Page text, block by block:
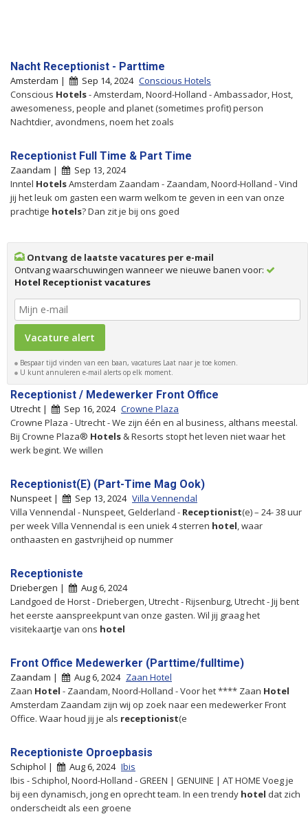
Nacht Receptionist - Parttime
Amsterdam | Sep 14, 2024 Conscious Hotels
Conscious Hotels- Amsterdam, Noord-Holland - Ambassador, Host,
awesomeness, people and planet (sometimes profit) person
Nachtdier, avondmens, noem het zoals
Receptionist Full Time & Part Time
Zaandam |
Sep 13, 2024
Inntel HotelsAmsterdam Zaandam - Zaandam, Noord-Holland - Vind
jij het leuk om gasten een warm welkom te geven in een van onze
prachtige hotels? Dan zit je bij ons goed
Ontvang de laatste vacatures per e-mail
Ontvang waarschuwingen wanneer we nieuwe banen voor:
Hotel Receptionist vacatures
Bespaar tijd vinden van een baan, vacatures Laat naar je toe komen.
U kunt annuleren e-mail alerts op elk moment.
Receptionist / Medewerker Front Office
Utrecht | Sep 16, 2024 Crowne Plaza
Crowne Plaza - Utrecht - We zijn één en al business, althans meestal.
Bij Crowne Plaza® Hotels& Resorts stopt het leven niet waar het
werk begint. We willen
Receptionist(E) (Part-Time Mag Ook)
Nunspeet | Sep 13, 2024 Villa Vennendal
Villa Vennendal - Nunspeet, Gelderland - Receptionist(e) – 24- 38 uur
per week Villa Vennendal is een uniek 4 sterren hotel , waar
onthaasten en gastvrijheid op nummer
Receptioniste
Driebergen |
Aug 6, 2024
Landgoed de Horst - Driebergen, Utrecht - Rijsenburg, Utrecht - Jij bent
het eerste aanspreekpunt van onze gasten. Wil jij graag het
visitekaartje van ons hotel
Front Office Medewerker (Parttime/fulltime)
Zaandam | Aug 6, 2024 Zaan Hotel
Zaan Hotel - Zaandam, Noord-Holland - Voor het **** Zaan Hotel
Amsterdam Zaandam zijn wij op zoek naar een medewerker Front
Office. Waar houd jij je als receptionist(e
Receptioniste Oproepbasis
Schiphol | Aug 6, 2024 Ibis
Ibis - Schiphol, Noord-Holland - GREEN | GENUINE | AT HOME Voeg je
bij een dynamisch, jong en oprecht team. In een trendy hotel dat zich
onderscheidt als een groene